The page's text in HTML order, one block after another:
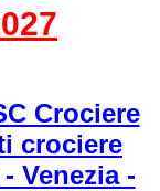
Crociere
crociere
Venezia -